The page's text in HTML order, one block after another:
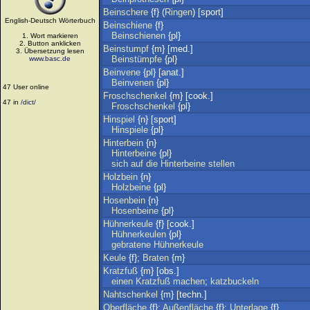
English-Deutsch Wörterbuch
1. Wort markieren
2. Button anklicken
3. Übersetzung lesen
www.basc.de
47 User online
47 in /dict/
Beinschere {f} (Ringen) [sport]
Beinschiene {f}
Beinschienen {pl}
Beinstumpf {m} [med.]
Beinstümpfe {pl}
Beinvene {pl} [anat.]
Beinvenen {pl}
Froschschenkel {m} [cook.]
Froschschenkel {pl}
Hinspiel {n} [sport]
Hinspiele {pl}
Hinterbein {n}
Hinterbeine {pl}
sich auf die Hinterbeine stellen
Holzbein {n}
Holzbeine {pl}
Hosenbein {n}
Hosenbeine {pl}
Hühnerkeule {f} [cook.]
Hühnerkeulen {pl}
gebratene Hühnerkeule
Keule {f}; Braten {m}
Kratzfuß {m} [obs.]
einen Kratzfuß machen; katzbuckeln
Nahtschenkel {m} [techn.]
Oberfläche {f}; Außenfläche {f}; Unterlage {f}